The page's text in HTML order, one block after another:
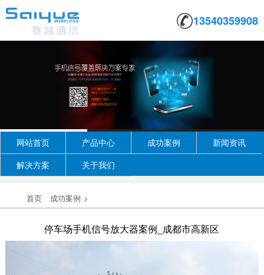
13540359908
网站首页 产品中心 成功案例
新闻资讯
解决方案
关于我们
首页 成功案例 >
停车场手机信号放大器案例_成都市高新区